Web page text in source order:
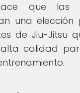
que las
una elección
de Jiu-Jitsu
calidad